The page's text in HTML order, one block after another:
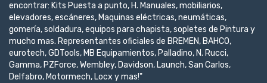
encontrar: Kits Puesta a punto, H. Manuales, mobiliarios,
elevadores, escáneres, Maquinas eléctricas, neumáticas,
gomería, soldadura, equipos para chapista, sopletes de Pintura y
mucho mas. Representantes oficiales de BREMEN, BAHCO,
eurotech, GDTools, MB Equipamientos, Palladino, N. Rucci,
Gamma, PZForce, Wembley, Davidson, Launch, San Carlos,
Delfabro, Motormech, Locx y mas!"